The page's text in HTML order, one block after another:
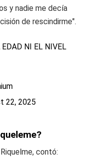
y nadie me decía
de rescindirme".
NI EL NIVEL
22, 2025
contó: